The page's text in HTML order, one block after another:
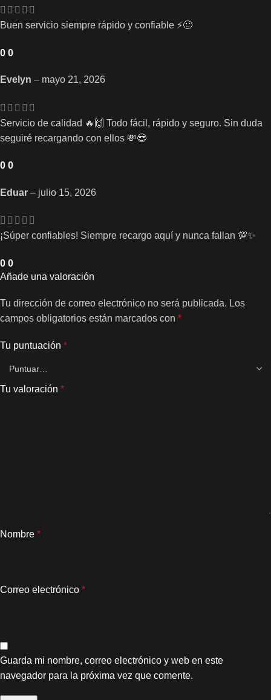
Buen servicio siempre rápido y confiable ⚡🙂
0 0
Evelyn – mayo 21, 2026
Servicio de calidad 🔥🙌 Todo fácil, rápido y seguro. Sin duda
seguiré recargando con ellos 💸😎
0 0
Eduar – julio 15, 2026
¡Súper confiables! Siempre recargo aquí y nunca fallan 💯✨
0 0
Añade una valoración
Tu dirección de correo electrónico no será publicada. Los
campos obligatorios están marcados con *
Tu puntuación *
Tu valoración *
Nombre *
Correo electrónico *
Guarda mi nombre, correo electrónico y web en este
navegador para la próxima vez que comente.